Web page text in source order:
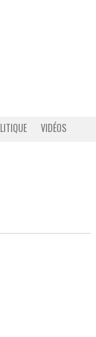
VIDÉOS